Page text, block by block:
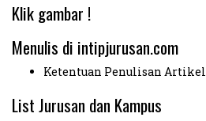
Klik gambar !
Menulis di intipjurusan.com
Ketentuan Penulisan Artikel
List Jurusan dan Kampus